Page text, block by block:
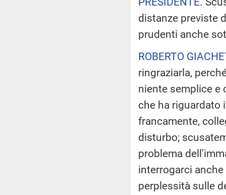
distanze previste
prudenti anche
ROBERTO
ringraziarla,
niente semplice e
che ha riguardato
francamente,
disturbo;
problema
interrogarci
perplessità sulle